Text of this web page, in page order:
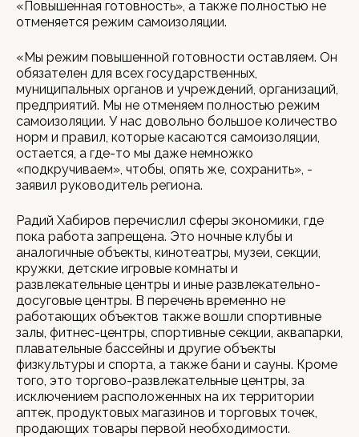
«Повышенная готовность», а также полностью не
отменяется режим самоизоляции.
«Мы режим повышенной готовности оставляем. Он
обязателен для всех государственных,
муниципальных органов и учреждений, организаций,
предприятий. Мы не отменяем полностью режим
самоизоляции. У нас довольно большое количество
норм и правил, которые касаются самоизоляции,
остается, а где-то мы даже немножко
«подкручиваем», чтобы, опять же, сохранить», -
заявил руководитель региона.
Радий Хабиров перечислил сферы экономики, где
пока работа запрещена. Это ночные клубы и
аналогичные объекты, кинотеатры, музеи, секции,
кружки, детские игровые комнаты и
развлекательные центры и иные развлекательно-
досуговые центры. В перечень временно не
работающих объектов также вошли спортивные
залы, фитнес-центры, спортивные секции, аквапарки,
плавательные бассейны и другие объекты
физкультуры и спорта, а также бани и сауны. Кроме
того, это торгово-развлекательные центры, за
исключением расположенных на их территории
аптек, продуктовых магазинов и торговых точек,
продающих товары первой необходимости.